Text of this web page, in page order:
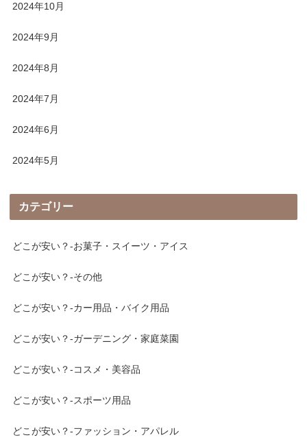
2024年10月
2024年9月
2024年8月
2024年7月
2024年6月
2024年5月
カテゴリー
どこが安い？-お菓子・スイーツ・アイス
どこが安い？-その他
どこが安い？-カー用品・バイク用品
どこが安い？-ガーデニング・家庭菜園
どこが安い？-コスメ・美容品
どこが安い？-スポーツ用品
どこが安い？-ファッション・アパレル